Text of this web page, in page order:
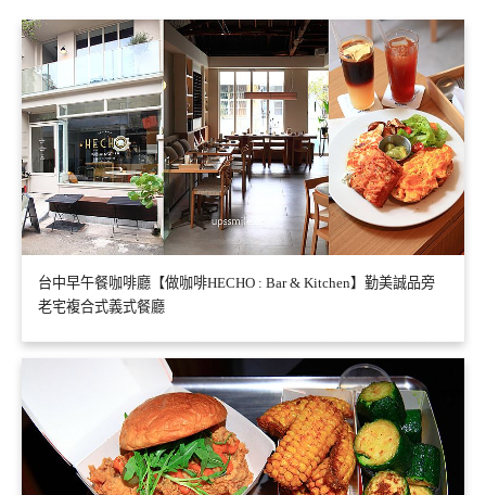
台中早午餐咖啡廳【做咖啡HECHO : Bar & Kitchen】勤美誠品旁
老宅複合式義式餐廳